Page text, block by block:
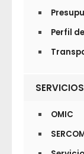
Perfil
SERVICIOS
OMIC